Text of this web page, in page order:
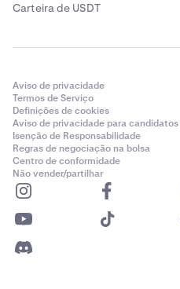
Carteira de USDT
Aviso de privacidade
Termos de Serviço
Definições de cookies
Aviso de privacidade para candidatos
Isenção de Responsabilidade
Regras de negociação na bolsa
Centro de conformidade
Não vender/partilhar